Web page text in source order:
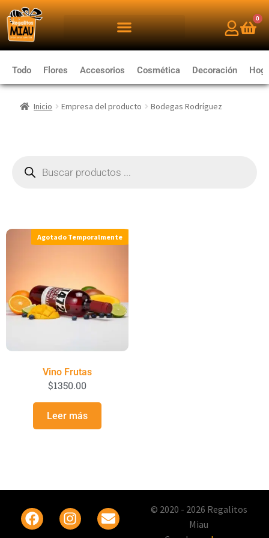
0
Todo Flores Accesorios Cosmética Decoración
Inicio Empresa del producto Bodegas Rodríguez
Agotado Temporalmente
Vino Frutas
$1350.00
Leer más
© 2020 - 2026 Regalitos
Miau